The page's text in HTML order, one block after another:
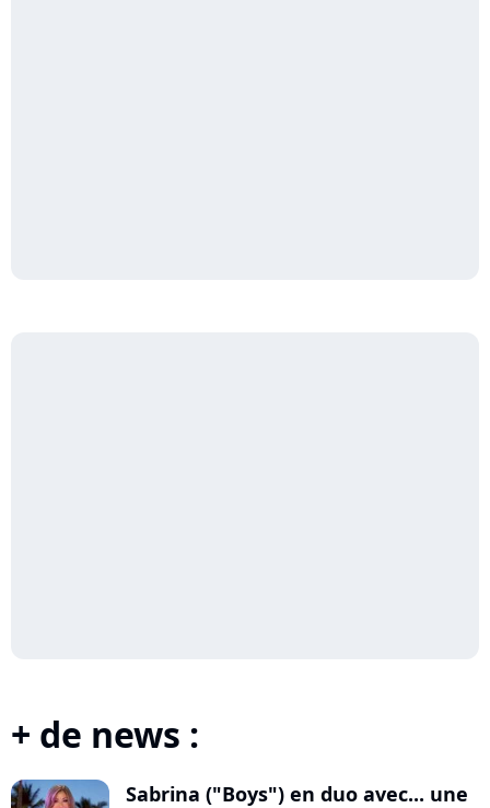
+ de news :
Sabrina ("Boys") en duo avec... une